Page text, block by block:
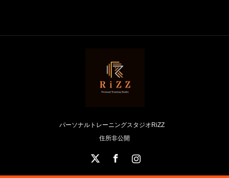
パーソナルトレーニングスタジオRiZZ
住所非公開
Instagram